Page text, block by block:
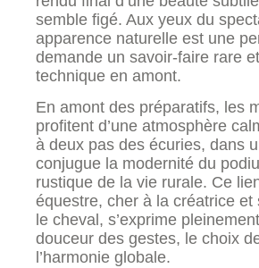
semble figé. Aux yeux du
apparence naturelle est une
demande un savoir-faire rare
technique en amont.
En amont des préparatifs, les
profitent d’une atmosphère
à deux pas des écuries, dans
conjugue la modernité du
rustique de la vie rurale. Ce
équestre, cher à la créatrice et
le cheval, s’exprime
douceur des gestes, le choix
l’harmonie globale.